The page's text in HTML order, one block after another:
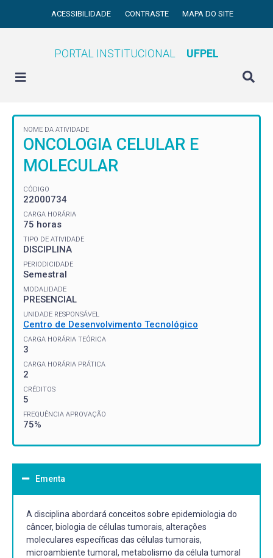
ACESSIBILIDADE CONTRASTE MAPA DO SITE
PORTAL INSTITUCIONAL UFPEL
NOME DA ATIVIDADE
ONCOLOGIA CELULAR E
MOLECULAR
CÓDIGO
22000734
CARGA HORÁRIA
75 horas
TIPO DE ATIVIDADE
DISCIPLINA
PERIODICIDADE
Semestral
MODALIDADE
PRESENCIAL
UNIDADE RESPONSÁVEL
Centro de Desenvolvimento Tecnológico
CARGA HORÁRIA TEÓRICA
3
CARGA HORÁRIA PRÁTICA
2
CRÉDITOS
5
FREQUÊNCIA APROVAÇÃO
75%
Ementa
A disciplina abordará conceitos sobre epidemiologia do
câncer, biologia de células tumorais, alterações
moleculares específicas das células tumorais,
microambiente tumoral, metabolismo da célula tumoral